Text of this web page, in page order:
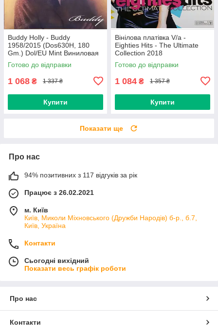
Buddy Holly - Buddy
1958/2015 (Dos630H, 180
Gm.) Dol/EU Mint Виниловая
пластинка (art.234454)
Готово до відправки
1 068 ₴ 1 337 ₴
Купити
Вінілова платівка V/a -
Eighties Hits - The Ultimate
Collection 2018
(0190758737713) Sony
Music/EU Mint
Готово до відправки
1 084 ₴ 1 357 ₴
Купити
Показати ще
Про нас
94% позитивних з 117 відгуків за рік
Працює з 26.02.2021
м. Київ
Київ, Миколи Міхновського (Дружби Народів) б-р., б.7,
Київ, Україна
Контакти
Сьогодні вихідний
Показати весь графік роботи
Про нас
Контакти